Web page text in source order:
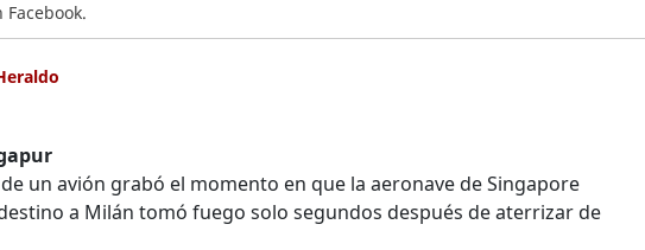
un avión grabó el momento en que la aeronave de Singapore
a Milán tomó fuego solo segundos después de aterrizar de